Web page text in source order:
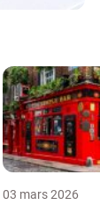
03 mars 2026